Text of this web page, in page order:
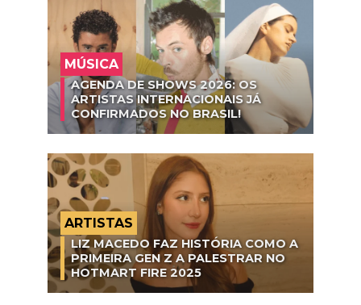
MÚSICA
AGENDA DE SHOWS 2026: OS
ARTISTAS INTERNACIONAIS JÁ
CONFIRMADOS NO BRASIL!
ARTISTAS
LIZ MACEDO FAZ HISTÓRIA COMO A
PRIMEIRA GEN Z A PALESTRAR NO
HOTMART FIRE 2025